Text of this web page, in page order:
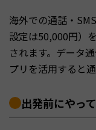
海外での通話・
設定は50,000円）
されます。データ
プリを活用すると
出発前にやっ